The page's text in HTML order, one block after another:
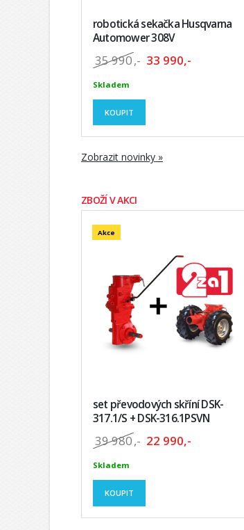
robotická sekačka Husqvarna
Automower 308V
35 990,- 33 990,-
Skladem
KOUPIT
Zobrazit novinky »
ZBOŽÍ V AKCI
Akce
set převodových skříní DSK-
317.1/S + DSK-316.1PSVN
39 980,- 22 990,-
Skladem
KOUPIT